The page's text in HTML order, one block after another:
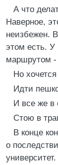
А что
Наверное,
неизбежен.
этом есть. У
маршрутом -
Но
Идти
И все же в
Стою в
В конце
о